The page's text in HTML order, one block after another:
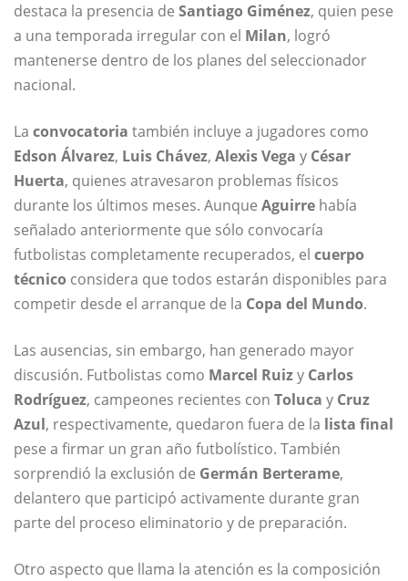
destaca la presencia de Santiago Giménez, quien pese
a una temporada irregular con el Milan, logró
mantenerse dentro de los planes del seleccionador
nacional.
La convocatoria también incluye a jugadores como
Edson Álvarez, Luis Chávez, Alexis Vega y César
Huerta, quienes atravesaron problemas físicos
durante los últimos meses. Aunque Aguirre había
señalado anteriormente que sólo convocaría
futbolistas completamente recuperados, el cuerpo
técnico considera que todos estarán disponibles para
competir desde el arranque de la Copa del Mundo.
Las ausencias, sin embargo, han generado mayor
discusión. Futbolistas como Marcel Ruizy Carlos
Rodríguez, campeones recientes con Toluca y Cruz
Azul, respectivamente, quedaron fuera de la lista final
pese a firmar un gran año futbolístico. También
sorprendió la exclusión de Germán Berterame,
delantero que participó activamente durante gran
parte del proceso eliminatorio y de preparación.
Otro aspecto que llama la atención es la composición